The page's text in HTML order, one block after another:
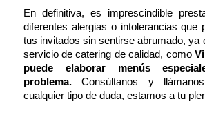
En definitiva, es imprescindible
diferentes alergias o intolerancias que
tus invitados sin sentirse abrumado, ya
servicio de catering de calidad, como
puede elaborar menús
problema.Consúltanos y
cualquier tipo de duda, estamos a tu